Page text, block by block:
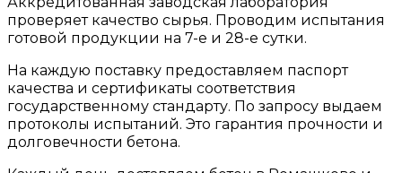
проверяет качество сырья. Проводим испытания
готовой продукции на 7-е и 28-е сутки.
На каждую поставку предоставляем паспорт
качества и сертификаты соответствия
государственному стандарту. По запросу выдаем
протоколы испытаний. Это гарантия прочности и
долговечности бетона.